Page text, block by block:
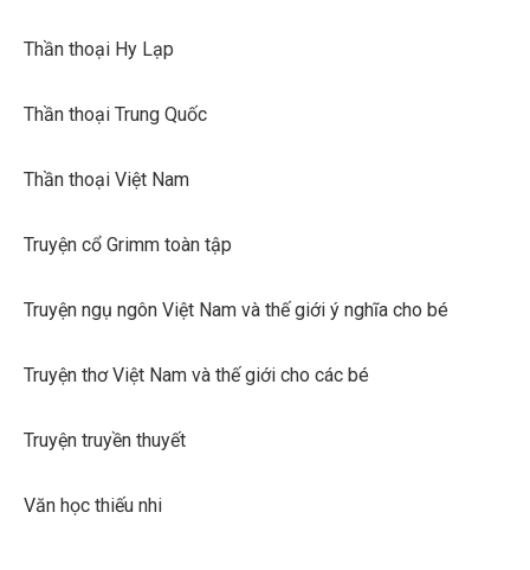
Thần thoại Hy Lạp
Thần thoại Trung Quốc
Thần thoại Việt Nam
Truyện cổ Grimm toàn tập
Truyện ngụ ngôn Việt Nam và thế giới ý nghĩa cho bé
Truyện thơ Việt Nam và thế giới cho các bé
Truyện truyền thuyết
Văn học thiếu nhi